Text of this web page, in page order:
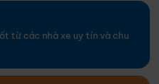
từ các nhà xe uy tín và chu